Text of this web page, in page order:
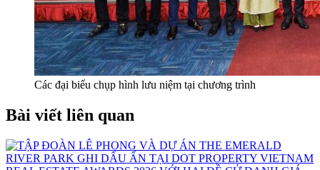
Các đại biểu chụp hình lưu niệm tại chương trình
Bài viết liên quan